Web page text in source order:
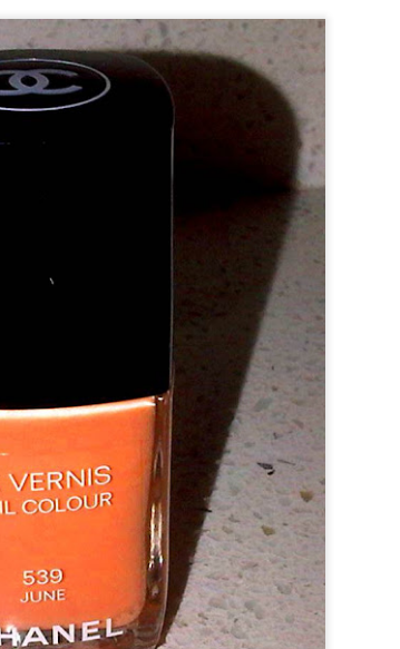
buradaki yazılarımdan gerekse instagram'daki
kendi günlük cilt bakımı rutinimi ve gerçekten fayda
ürünleri paylaşıyorum. Ancak güzel bir cildin ilk adımı
temizleme ve bu konuda da, yıllardır cildimi emanet
Emine Saraç. Kendisi devamlı araştıran, her cilde
doğrultusunda işlem yapan ve çok kişinin tedavi
sorunlarını dahi düzeltebilen çok çok başarılı bir uzman.
ilaçlarını da kendi yapıyor yani içeriklere de çok hakim,
hastalarına uyguladığı yeni yöntemleri ince ince
uygun bulursa kliniğine getiren bir insan. Sizlerden en
soruları kendisine yönelttim, o da detaylıca cevapladı.